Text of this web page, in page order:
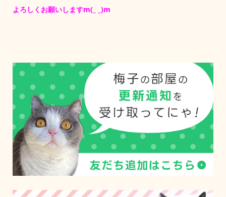
よろしくお願いしますm(_ _)m